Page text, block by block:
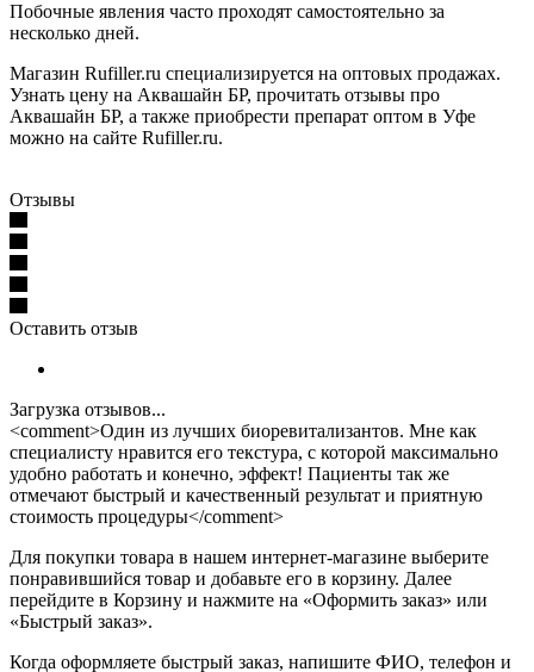
Побочные явления часто проходят самостоятельно за
несколько дней.
Магазин Rufiller.ru специализируется на оптовых продажах.
Узнать цену на Аквашайн БР, прочитать отзывы про
Аквашайн БР, а также приобрести препарат оптом в Уфе
можно на сайте Rufiller.ru.
Отзывы
Оставить отзыв
Загрузка отзывов...
<comment>Один из лучших биоревитализантов. Мне как
специалисту нравится его текстура, с которой максимально
удобно работать и конечно, эффект! Пациенты так же
отмечают быстрый и качественный результат и приятную
стоимость процедуры</comment>
Для покупки товара в нашем интернет-магазине выберите
понравившийся товар и добавьте его в корзину. Далее
перейдите в Корзину и нажмите на «Оформить заказ» или
«Быстрый заказ».
Когда оформляете быстрый заказ, напишите ФИО, телефон и